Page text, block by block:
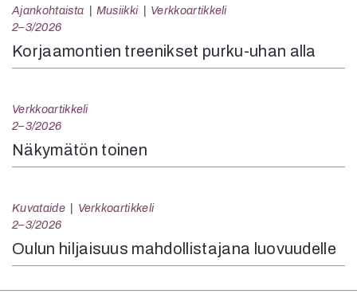
Ajankohtaista Musiikki
Verkkoartikkeli
2–3/2026
Korjaamontien treenikset purku-uhan alla
Verkkoartikkeli
2–3/2026
Näkymätön toinen
Kuvataide
Verkkoartikkeli
2–3/2026
Oulun hiljaisuus mahdollistajana luovuudelle